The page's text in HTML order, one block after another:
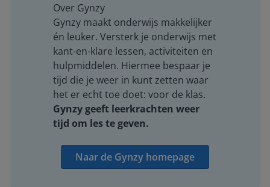
Over Gynzy
Gynzy maakt onderwijs makkelijker
én leuker. Versterk je onderwijs met
kant-en-klare lessen, activiteiten en
hulpmiddelen. Hiermee bespaar je
tijd die je weer in kunt zetten waar
het er echt toe doet: voor de klas.
Gynzy geeft leerkrachten weer
tijd om les te geven.
Naar de Gynzy homepage